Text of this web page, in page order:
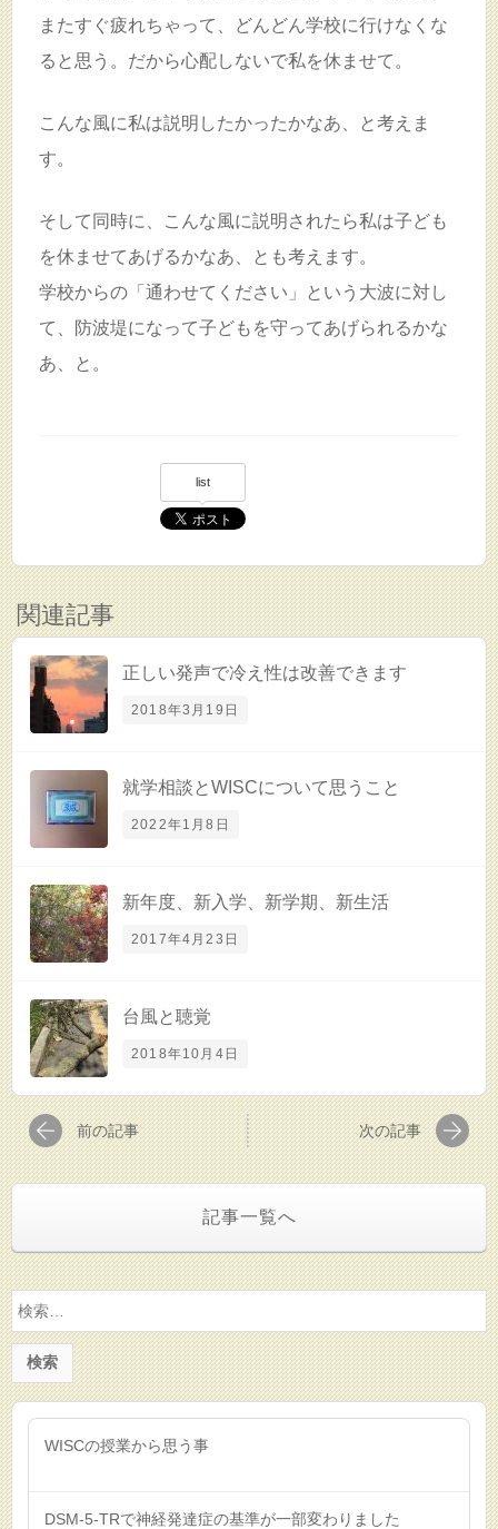
またすぐ疲れちゃって、どんどん学校に行けなくな
ると思う。だから心配しないで私を休ませて。
こんな風に私は説明したかったかなあ、と考えま
す。
そして同時に、こんな風に説明されたら私は子ども
を休ませてあげるかなあ、とも考えます。
学校からの「通わせてください」という大波に対し
て、防波堤になって子どもを守ってあげられるかな
あ、と。
list
関連記事
正しい発声で冷え性は改善できます
2018年3月19日
就学相談とWISCについて思うこと
2022年1月8日
新年度、新入学、新学期、新生活
2017年4月23日
台風と聴覚
2018年10月4日
前の記事 次の記事
記事一覧へ
検
索:
WISCの授業から思う事
DSM-5-TRで神経発達症の基準が一部変わりました